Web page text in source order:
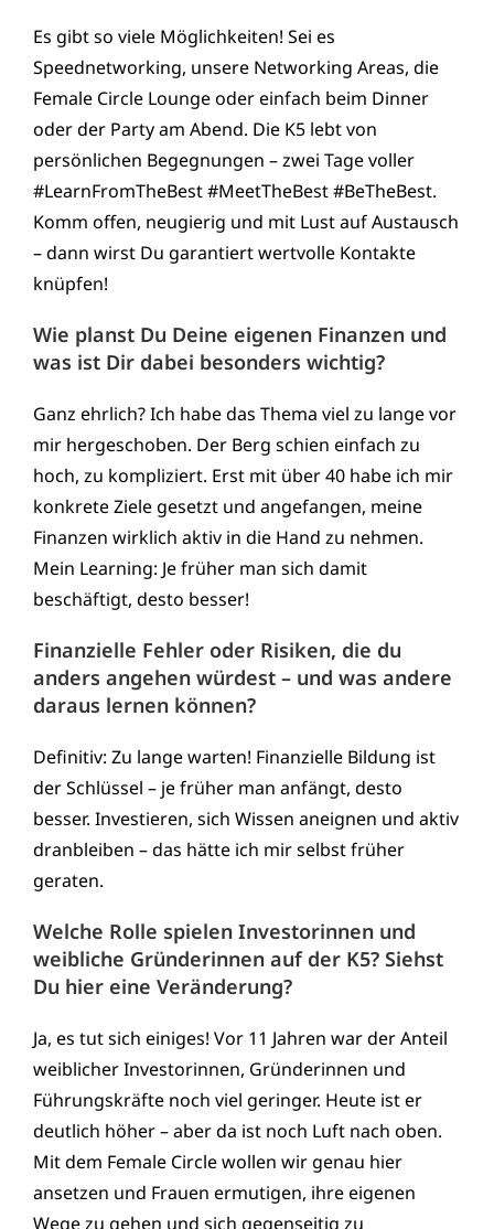
Es gibt so viele Möglichkeiten! Sei es
Speednetworking, unsere Networking Areas, die
Female Circle Lounge oder einfach beim Dinner
oder der Party am Abend. Die K5 lebt von
persönlichen Begegnungen – zwei Tage voller
#LearnFromTheBest #MeetTheBest #BeTheBest.
Komm offen, neugierig und mit Lust auf Austausch
– dann wirst Du garantiert wertvolle Kontakte
knüpfen!
Wie planst Du Deine eigenen Finanzen und
was ist Dir dabei besonders wichtig?
Ganz ehrlich? Ich habe das Thema viel zu lange vor
mir hergeschoben. Der Berg schien einfach zu
hoch, zu kompliziert. Erst mit über 40 habe ich mir
konkrete Ziele gesetzt und angefangen, meine
Finanzen wirklich aktiv in die Hand zu nehmen.
Mein Learning: Je früher man sich damit
beschäftigt, desto besser!
Finanzielle Fehler oder Risiken, die du
anders angehen würdest – und was andere
daraus lernen können?
Definitiv: Zu lange warten! Finanzielle Bildung ist
der Schlüssel – je früher man anfängt, desto
besser. Investieren, sich Wissen aneignen und aktiv
dranbleiben – das hätte ich mir selbst früher
geraten.
Welche Rolle spielen Investorinnen und
weibliche Gründerinnen auf der K5? Siehst
Du hier eine Veränderung?
Ja, es tut sich einiges! Vor 11 Jahren war der Anteil
weiblicher Investorinnen, Gründerinnen und
Führungskräfte noch viel geringer. Heute ist er
deutlich höher – aber da ist noch Luft nach oben.
Mit dem Female Circle wollen wir genau hier
ansetzen und Frauen ermutigen, ihre eigenen
Wege zu gehen und sich gegenseitig zu